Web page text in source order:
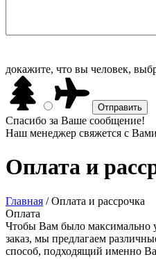
докажите, что вы человек,
Спасибо за Ваше сообщение!
Наш менеджер свяжется с
Оплата и
Главная /Оплата и рассрочка
Оплата
Чтобы Вам было максимально
заказ, мы предлагаем
способ, подходящий именно